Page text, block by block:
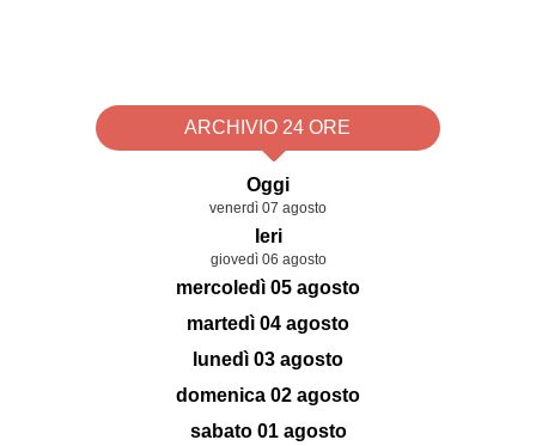
ARCHIVIO 24 ORE
Oggi
venerdì 07 agosto
Ieri
giovedì 06 agosto
mercoledì 05 agosto
martedì 04 agosto
lunedì 03 agosto
domenica 02 agosto
sabato 01 agosto